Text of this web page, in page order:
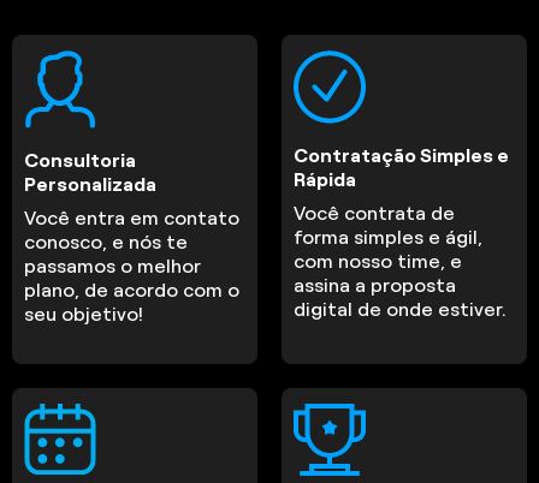
Consultoria
Personalizada
Você entra em contato
conosco, e nós te
passamos o melhor
plano, de acordo com o
seu objetivo!
Contratação Simples e
Rápida
Você contrata de
forma simples e ágil,
com nosso time, e
assina a proposta
digital de onde estiver.